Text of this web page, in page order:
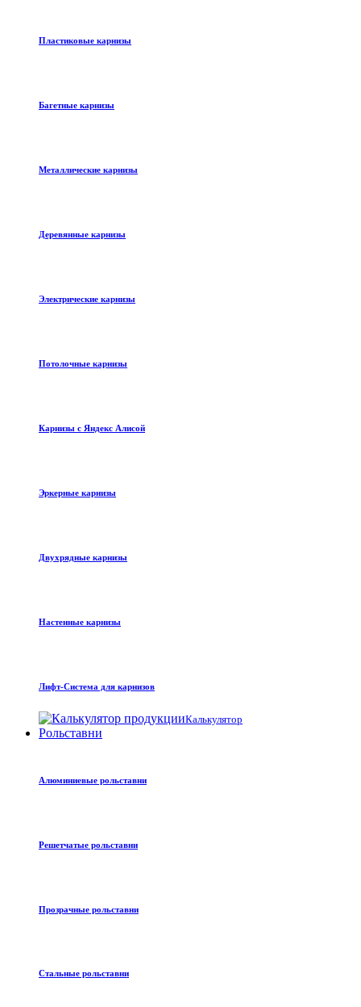
Пластиковые карнизы
Багетные карнизы
Металлические карнизы
Деревянные карнизы
Электрические карнизы
Потолочные карнизы
Карнизы с Яндекс Алисой
Эркерные карнизы
Двухрядные карнизы
Настенные карнизы
Лифт-Система для карнизов
Калькулятор
Рольставни
Алюминиевые рольставни
Решетчатые рольставни
Прозрачные рольставни
Стальные рольставни